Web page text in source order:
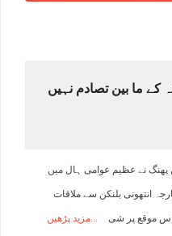
کے ما بین تصادم نہیں
نے عظیم عوامی ہال میں
انتھونی بلنکن سے ملاقات
اس موقع پر شی مزید پڑھیں